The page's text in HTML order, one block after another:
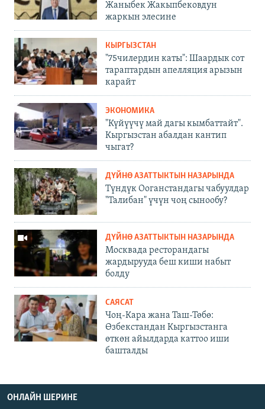
Жаныбек Жакыпбековдун
жаркын элесине
КЫРГЫЗСТАН
"75чилердин каты": Шаардык сот
тараптардын апелляция арызын
карайт
ЭКОНОМИКА
"Күйүүчү май дагы кымбаттайт".
Кыргызстан абалдан кантип
чыгат?
ДҮЙНӨ АЗАТТЫКТЫН НАЗАРЫНДА
Түндүк Ооганстандагы чабуулдар
"Талибан" үчүн чоң сынообу?
ДҮЙНӨ АЗАТТЫКТЫН НАЗАРЫНДА
Москвада ресторандагы
жардырууда беш киши набыт
болду
САЯСАТ
Чоң-Кара жана Таш-Төбө:
Өзбекстандан Кыргызстанга
өткөн айылдарда каттоо иши
башталды
ОНЛАЙН ШЕРИНЕ